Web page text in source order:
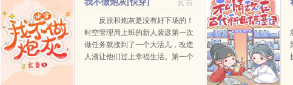
玄音
我不做炮灰[快穿]
反派和炮灰是没有好下场的！
时空管理局上班的新人裴彦第一次
做任务就接到了一个大活儿，改造
人渣让他们过上幸福生活。第一个